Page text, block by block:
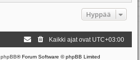
Hyppää
Kaikki ajat ovat UTC+03:00
phpBB® Forum Software © phpBB Limited